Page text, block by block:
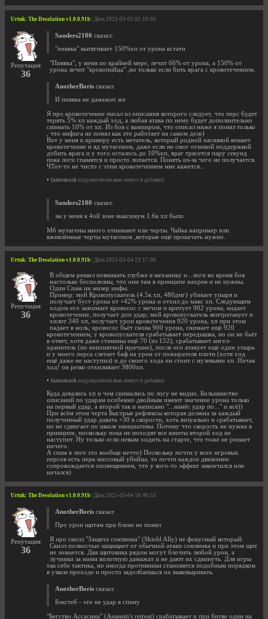
Urtuk: The Desolation v1.0.0.91b | Дата 2021-03-05 02:16:05
Репутация
36
Sanders2100 сказал:
"пиявка" вытягивает 150%хп от урона кстати
"Пиявка", у меня по крайней мере, лечит 66% от урона, а 150% от
урона лечит "кровопийца" ,но только если бить врага с кровотечением.
AnotherBoris сказал:
И пиявка не дамажит же
Я про кровотечение писал из описания которого следует, что перс будет
терять 5% хп каждый ход, а любая атака по нему будет дополнительно
снимать 10% от хп. Из боя с вампиром, что описал ниже я понял только
, что нифига не понял как это работает на самом деле)
Вот у меня к примеру есть метатель, который родной пасивкой вешает
кровотечение и яд мутагеном, даже если не смог огневой поддержкой
добить врага и у того осталось до 10%хп, враг трясется пару секунд
пока логи спамятся и просто лопается. Понять из-за чего не получается.
ЧТот-то не чисто с этим кровотечением мне кажется..
• fantomask подумал несколько минут и добавил:
Sanders2100 сказал:
зы у меня к 4ой зоне максимум 1.6к хп было
Мб мутагены много отнимают или черты. Чайка например или
вживлённые черты мутагенов ,которые ещё прокачать нужно.
Urtuk: The Desolation v1.0.0.91b | Дата 2021-03-04 23:17:06
Репутация
36
В общем решил повникать глубже в механику и...логи во время боя
настолько бесполезны, что они там в принципе нахрен и не нужны.
Один Спам ии мизер инфы.
Пример: мой Кровопускатель (4.5к хп, 480дмг) убивает упыря и
получает буст урона от +42% урона и отхил до макс хп. Следующим
ходом его зажимает кровосос с мечом и критует 902 урона, кидает
кровотечение, получает доп удар; мой кровопускатель контратакует и
хилит 340 хп, получает урон кровотечения 920 урона, хп при этом
падает в ноль; кровосос бьёт снова 900 урона, снимает ещё 920
кровотечением; у кровопускателя срабатывает передышка, но он не бьёт
в ответ, хотя даже стамины ещё 70 (из 152), срабатывает ангел-
хранитель (по непонятной причине), после его атакует ещё один упырь
и у моего перса слетает баф на урон от пожирателя плоти (хотя ход
ещё даже не наступил) и до своего хода он стоит с нулевыми хп. Начав
ход! он резко отхиливает 3800хп.
• fantomask подумал несколько минут и добавил:
Куда девались хп и чем снимались по логу не видно. Большинство
описаний по ударам особенно двойным имеют значение урона только
на первый удар, а второй так и написано "...нанёс удар по..." и всё))
При всём этом черта Быстрые рефлексы которая должна за каждый
полученный удар давать +30 к скорости, хоть визуально и срабатывает,
но не сдвигает по шкале инициативы. Потому что скорость не нужна в
принципе, поскольку пока не походят все юниты второй ход не
наступит. Ну только если певым ходить на старте, что тоже не решает
ничего.
А спам в логе это вообще нечто) Поскольку почти у всех игровых
персов есть перк массовый убийца, то почти каждое движение
сопровождается оповещением, что у кого-то эффект закончился или
начался)
Urtuk: The Desolation v1.0.0.91b | Дата 2021-03-04 18:40:53
Репутация
36
AnotherBoris сказал:
Про урон щитам при блоке не понял
Я про скилл "Защита союзника" (Shield Ally) не фокусный который.
Скилл полностью защищает от обычной атаки союзника и при этом щит
не ломается. Два щитовика рядом могут блочить любой урон, а
лучники за ними вплотную дамажат и не дают их сдвинуть. Для игры
так себе тактика, но иногда противники становятся подобным порядком
в узком проходе и просто задолбаешься их выковыривать.
AnotherBoris сказал:
Бэкстеб - это не удар в спину
"Бегство Ассасина" (Assassin's retreat) срабатывает и при битве один на